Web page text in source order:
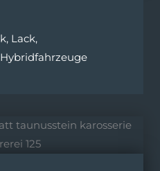
Lack,